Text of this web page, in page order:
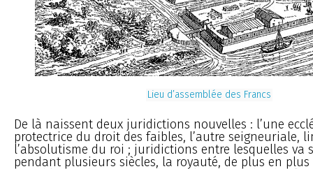
Lieu d’assemblée des Francs
De là naissent deux juridictions nouvelles : l’une
protectrice du droit des faibles, l’autre seigneuriale,
l’absolutisme du roi ; juridictions entre lesquelles va
pendant plusieurs siècles, la royauté, de plus en